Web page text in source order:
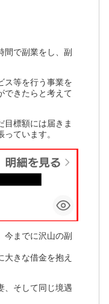
間で副業をし、副
ス等を行う事業を
できたらと考えて
目標額には届きま
ています。
今までに沢山の副
大きな借金を抱え
、そして同じ境遇